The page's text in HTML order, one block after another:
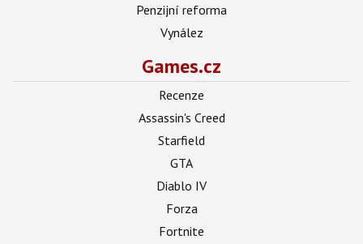
Penzijní reforma
Vynález
Games.cz
Recenze
Assassin's Creed
Starfield
GTA
Diablo IV
Forza
Fortnite